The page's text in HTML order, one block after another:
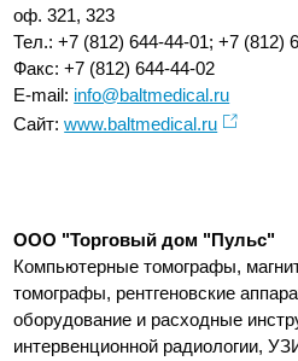
оф. 321, 323
Тел.: +7 (812) 644-44-01; +7 (812)
Факс: +7 (812) 644-44-02
E-mail: info@baltmedical.ru
Сайт:www.baltmedical.ru
OОО "Торговый дом "Пульс"
Компьютерные томографы,
томографы, рентгеновские
оборудование и расходные
интервенционной радиологии,